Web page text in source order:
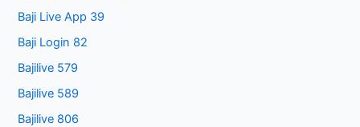
Baji Live App 39
Baji Login 82
Bajilive 579
Bajilive 589
Bajilive 806